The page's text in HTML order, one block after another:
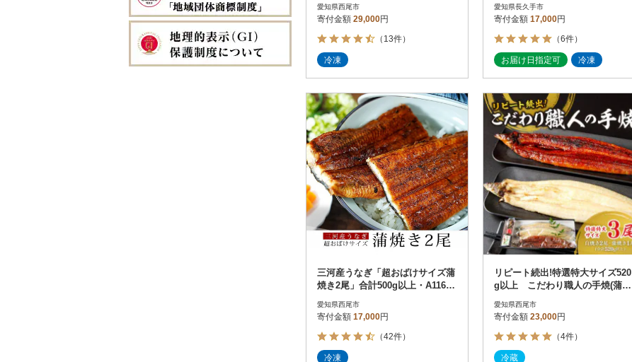
愛知県西尾市
寄付金額 29,000円
（13件）
冷凍
愛知県長久手市
寄付金額 17,000円
（6件）
お届け日指定可 冷凍
三河産うなぎ「超おばけサイズ蒲
焼き2尾」合計500g以上・A116-1
愛知県西尾市
寄付金額 17,000円
（42件）
冷凍
リピート続出!特選特大サイズ520
g以上 こだわり職人の手焼(蒲焼
愛知県西尾市
寄付金額 23,000円
（4件）
冷蔵